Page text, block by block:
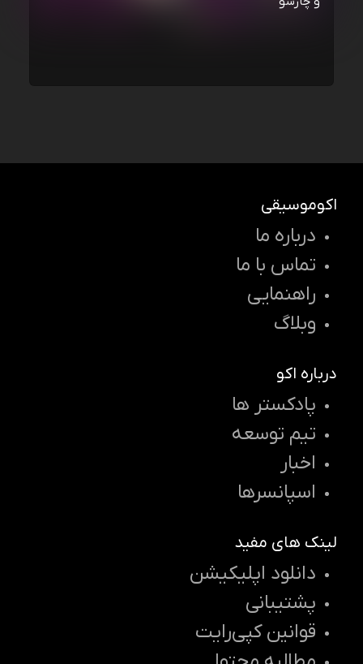
اکوموسیقی
درباره ما
تماس با ما
راهنمایی
وبلاگ
درباره اکو
پادکستر ها
تیم توسعه
اخبار
اسپانسرها
لینک های مفید
دانلود اپلیکیشن
پشتیبانی
قوانین کپی‌رایت